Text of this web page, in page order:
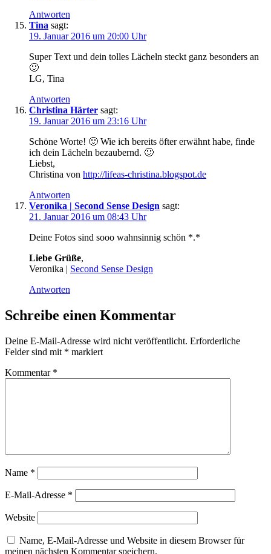
Antworten
Tina sagt:
19. Januar 2016 um 20:00 Uhr
Super Text und dein tolles Lächeln steckt ganz besonders an
🙂
LG, Tina
Antworten
Christina Härter sagt:
19. Januar 2016 um 23:16 Uhr
Schöne Worte! 🙂 Wie ich bereits öfter erwähnt habe, finde
ich dein Lächeln bezaubernd. 🙂
Liebst,
Christina von http://lifeas-christina.blogspot.de
Antworten
Veronika | Second Sense Design sagt:
21. Januar 2016 um 08:43 Uhr
Deine Fotos sind sooo wahnsinnig schön *.*
Liebe Grüße,
Veronika | Second Sense Design
Antworten
Schreibe einen Kommentar
Deine E-Mail-Adresse wird nicht veröffentlicht. Erforderliche
Felder sind mit * markiert
Kommentar *
Name *
E-Mail-Adresse *
Website
Name, E-Mail-Adresse und Website in diesem Browser für
meinen nächsten Kommentar speichern.